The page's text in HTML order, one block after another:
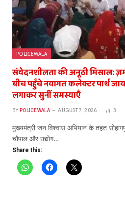
POLICEWALA
संवेदनशीलता की अनूठी मिसाल:
बीच पहुँचे नवागत कलेक्टर पार्थ
लगाकर सुनीं समस्याएँ
BY POLICEWALA AUGUST 7, 2026 3
​मुख्यमंत्री जन विश्वास अभियान के तहत
चौपाल और उद्योग…
Share this: